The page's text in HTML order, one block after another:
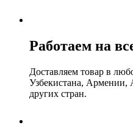
Работаем на
Доставляем товар в
Узбекистана, Армении,
других стран.